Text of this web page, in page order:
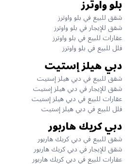
بلو واوترز
شقق للبيع في بلو واوترز
شقق للإيجار في بلو واوترز
عقارات للبيع في بلو واوترز
فلل للبيع في بلو واوترز
دبي هيلز إستيت
شقق للبيع في دبي هيلز إستيت
شقق للإيجار في دبي هيلز إستيت
عقارات للبيع في دبي هيلز إستيت
فلل للبيع في دبي هيلز إستيت
دبي كريك هاربور
شقق للبيع في دبي كريك هاربور
شقق للإيجار في دبي كريك هاربور
عقارات للبيع في دبي كريك هاربور